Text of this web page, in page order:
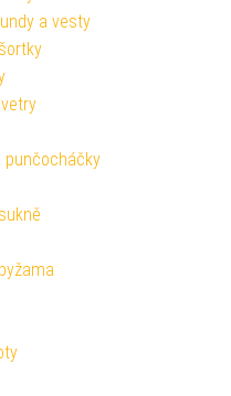
a vesty
punčocháčky